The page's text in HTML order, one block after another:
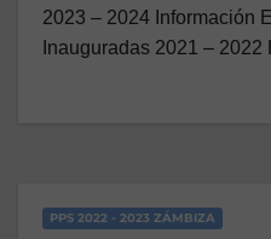
2023 – 2024 Información
Inauguradas 2021 –
PPS 2022 - 2023 ZÁMBIZA